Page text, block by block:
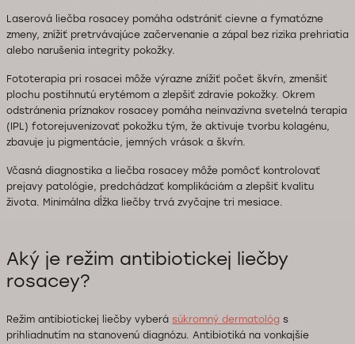
Laserová liečba rosacey pomáha odstrániť cievne a fymatózne
zmeny, znížiť pretrvávajúce začervenanie a zápal bez rizika prehriatia
alebo narušenia integrity pokožky.
Fototerapia pri rosacei môže výrazne znížiť počet škvŕn, zmenšiť
plochu postihnutú erytémom a zlepšiť zdravie pokožky. Okrem
odstránenia príznakov rosacey pomáha neinvazívna svetelná terapia
(IPL) fotorejuvenizovať pokožku tým, že aktivuje tvorbu kolagénu,
zbavuje ju pigmentácie, jemných vrások a škvŕn.
Včasná diagnostika a liečba rosacey môže pomôcť kontrolovať
prejavy patológie, predchádzať komplikáciám a zlepšiť kvalitu
života. Minimálna dĺžka liečby trvá zvyčajne tri mesiace.
Aký je režim antibiotickej liečby
rosacey?
Režim antibiotickej liečby vyberá súkromný dermatológ s
prihliadnutím na stanovenú diagnózu. Antibiotiká na vonkajšie